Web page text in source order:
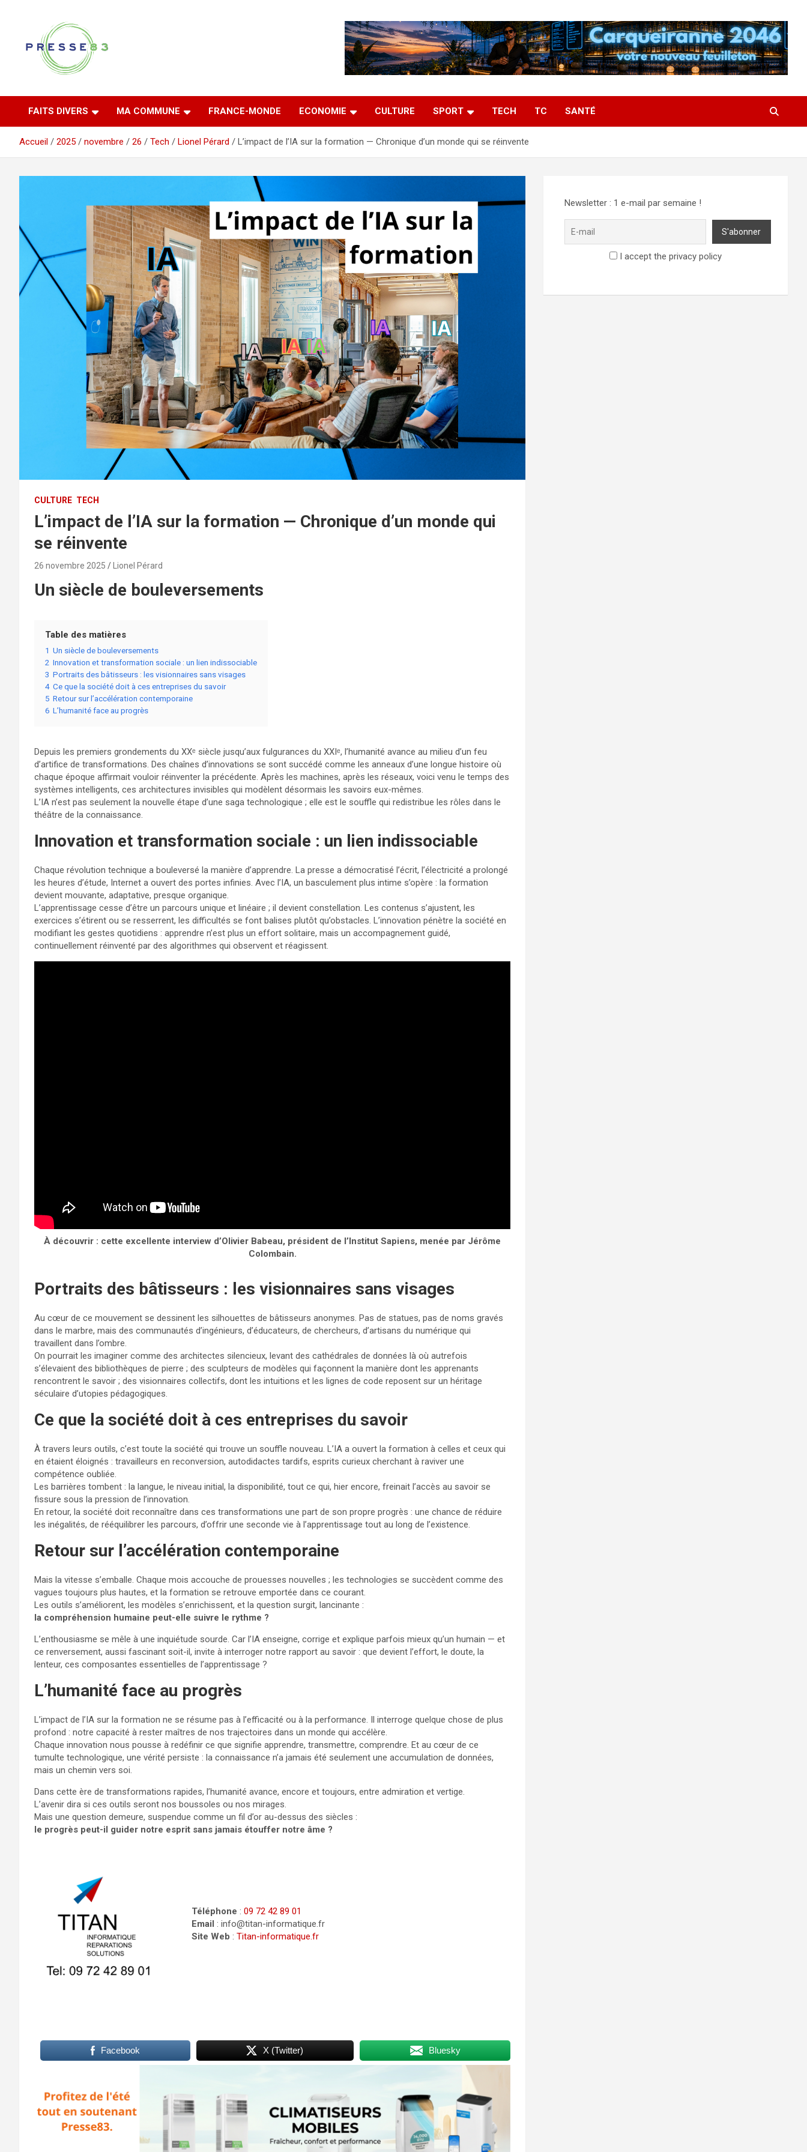
Presse 83
FAITS DIVERS MA COMMUNE FRANCE-MONDE ECONOMIE CULTURE SPORT TECH TC SANTÉ
Accueil 2025 novembre 26 Tech Lionel Pérard L’impact de l’IA sur la formation — Chronique d’un monde qui se réinvente
CULTURE TECH
L’impact de l’IA sur la formation — Chronique d’un monde qui
se réinvente
26 novembre 2025 Lionel Pérard
Un siècle de bouleversements
Table des matières
1 Un siècle de bouleversements
2 Innovation et transformation sociale : un lien indissociable
3 Portraits des bâtisseurs : les visionnaires sans visages
4 Ce que la société doit à ces entreprises du savoir
5 Retour sur l’accélération contemporaine
6 L’humanité face au progrès
Depuis les premiers grondements du XXᵉ siècle jusqu’aux fulgurances du XXIᵉ, l’humanité avance au milieu d’un feu
d’artifice de transformations. Des chaînes d’innovations se sont succédé comme les anneaux d’une longue histoire où
chaque époque affirmait vouloir réinventer la précédente. Après les machines, après les réseaux, voici venu le temps des
systèmes intelligents, ces architectures invisibles qui modèlent désormais les savoirs eux-mêmes.
L’IA n’est pas seulement la nouvelle étape d’une saga technologique ; elle est le souffle qui redistribue les rôles dans le
théâtre de la connaissance.
Innovation et transformation sociale : un lien indissociable
Chaque révolution technique a bouleversé la manière d’apprendre. La presse a démocratisé l’écrit, l’électricité a prolongé
les heures d’étude, Internet a ouvert des portes infinies. Avec l’IA, un basculement plus intime s’opère : la formation
devient mouvante, adaptative, presque organique.
L’apprentissage cesse d’être un parcours unique et linéaire ; il devient constellation. Les contenus s’ajustent, les
exercices s’étirent ou se resserrent, les difficultés se font balises plutôt qu’obstacles. L’innovation pénètre la société en
modifiant les gestes quotidiens : apprendre n’est plus un effort solitaire, mais un accompagnement guidé,
continuellement réinventé par des algorithmes qui observent et réagissent.
À découvrir : cette excellente interview d’Olivier Babeau, président de l’Institut Sapiens, menée par Jérôme
Colombain.
Portraits des bâtisseurs : les visionnaires sans visages
Au cœur de ce mouvement se dessinent les silhouettes de bâtisseurs anonymes. Pas de statues, pas de noms gravés
dans le marbre, mais des communautés d’ingénieurs, d’éducateurs, de chercheurs, d’artisans du numérique qui
travaillent dans l’ombre.
On pourrait les imaginer comme des architectes silencieux, levant des cathédrales de données là où autrefois
s’élevaient des bibliothèques de pierre ; des sculpteurs de modèles qui façonnent la manière dont les apprenants
rencontrent le savoir ; des visionnaires collectifs, dont les intuitions et les lignes de code reposent sur un héritage
séculaire d’utopies pédagogiques.
Ce que la société doit à ces entreprises du savoir
À travers leurs outils, c’est toute la société qui trouve un souffle nouveau. L’IA a ouvert la formation à celles et ceux qui
en étaient éloignés : travailleurs en reconversion, autodidactes tardifs, esprits curieux cherchant à raviver une
compétence oubliée.
Les barrières tombent : la langue, le niveau initial, la disponibilité, tout ce qui, hier encore, freinait l’accès au savoir se
fissure sous la pression de l’innovation.
En retour, la société doit reconnaître dans ces transformations une part de son propre progrès : une chance de réduire
les inégalités, de rééquilibrer les parcours, d’offrir une seconde vie à l’apprentissage tout au long de l’existence.
Retour sur l’accélération contemporaine
Mais la vitesse s’emballe. Chaque mois accouche de prouesses nouvelles ; les technologies se succèdent comme des
vagues toujours plus hautes, et la formation se retrouve emportée dans ce courant.
Les outils s’améliorent, les modèles s’enrichissent, et la question surgit, lancinante :
la compréhension humaine peut-elle suivre le rythme ?
L’enthousiasme se mêle à une inquiétude sourde. Car l’IA enseigne, corrige et explique parfois mieux qu’un humain — et
ce renversement, aussi fascinant soit-il, invite à interroger notre rapport au savoir : que devient l’effort, le doute, la
lenteur, ces composantes essentielles de l’apprentissage ?
L’humanité face au progrès
L’impact de l’IA sur la formation ne se résume pas à l’efficacité ou à la performance. Il interroge quelque chose de plus
profond : notre capacité à rester maîtres de nos trajectoires dans un monde qui accélère.
Chaque innovation nous pousse à redéfinir ce que signifie apprendre, transmettre, comprendre. Et au cœur de ce
tumulte technologique, une vérité persiste : la connaissance n’a jamais été seulement une accumulation de données,
mais un chemin vers soi.
Dans cette ère de transformations rapides, l’humanité avance, encore et toujours, entre admiration et vertige.
L’avenir dira si ces outils seront nos boussoles ou nos mirages.
Mais une question demeure, suspendue comme un fil d’or au-dessus des siècles :
le progrès peut-il guider notre esprit sans jamais étouffer notre âme ?
Téléphone :09 72 42 89 01
Email : info@titan-informatique.fr
Site Web :Titan-informatique.fr
Facebook X (Twitter) Bluesky
Newsletter : 1 e-mail par semaine !
I accept the privacy policy